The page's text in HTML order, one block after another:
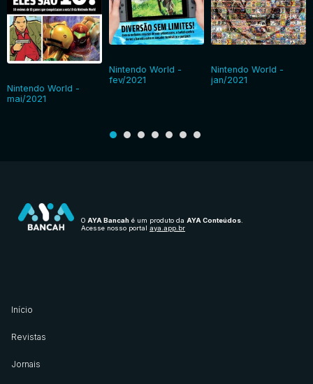
Nintendo World -
mai/2021
Nintendo World -
fev/2021
Nintendo World -
jan/2021
O AYA Bancah é um produto da AYA Conteúdos.
Acesse nosso portal aya.app.br
Início
Revistas
Jornais